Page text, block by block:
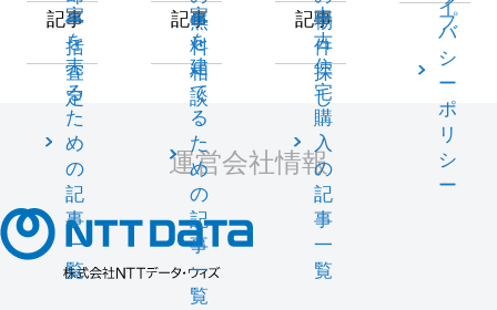
一
括
査
定
記事
家
を
売
る
た
め
の
記
事
一
覧
無
料
相
談
記事
家
を
建
て
る
た
め
の
記
事
一
覧
物
件
探
し
記事
中
古
住
宅
購
入
の
記
事
一
覧
プ
イ
バ
シ
ー
ポ
リ
シ
ー
運営会社情報